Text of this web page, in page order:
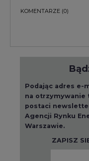
KOMENTARZE (0)
Podając adres e-
na otrzymywanie
postaci
Agencji Rynku
Warszawie.
ZAPISZ